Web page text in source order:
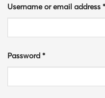
Username or email address *
Password *